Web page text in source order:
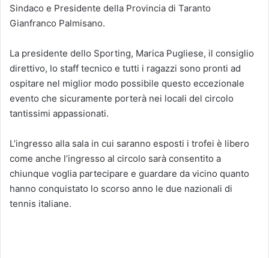
Sindaco e Presidente della Provincia di Taranto
Gianfranco Palmisano.
La presidente dello Sporting, Marica Pugliese, il consiglio
direttivo, lo staff tecnico e tutti i ragazzi sono pronti ad
ospitare nel miglior modo possibile questo eccezionale
evento che sicuramente porterà nei locali del circolo
tantissimi appassionati.
L’ingresso alla sala in cui saranno esposti i trofei è libero
come anche l’ingresso al circolo sarà consentito a
chiunque voglia partecipare e guardare da vicino quanto
hanno conquistato lo scorso anno le due nazionali di
tennis italiane.